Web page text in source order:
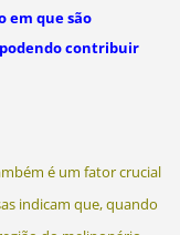
em que são
contribuir
é um fator crucial
indicam que, quando